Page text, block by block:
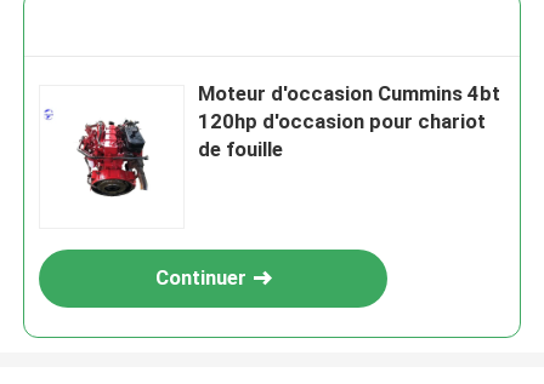
Moteur d'occasion Cummins 4bt
120hp d'occasion pour chariot
de fouille
Continuer